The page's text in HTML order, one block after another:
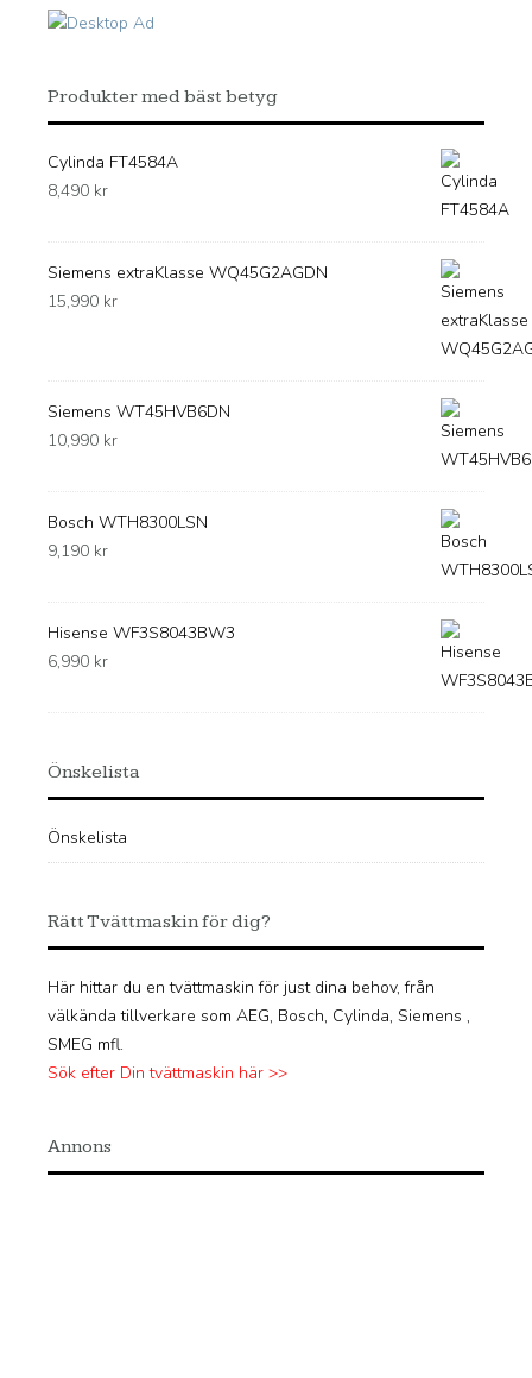
Produkter med bäst betyg
Cylinda FT4584A
8,490 kr
Siemens extraKlasse WQ45G2AGDN
15,990 kr
Siemens WT45HVB6DN
10,990 kr
Bosch WTH8300LSN
9,190 kr
Hisense WF3S8043BW3
6,990 kr
Önskelista
Önskelista
Rätt Tvättmaskin för dig?
Här hittar du en tvättmaskin för just dina behov, från
välkända tillverkare som AEG, Bosch, Cylinda, Siemens ,
SMEG mfl.
Sök efter Din tvättmaskin här >>
Annons